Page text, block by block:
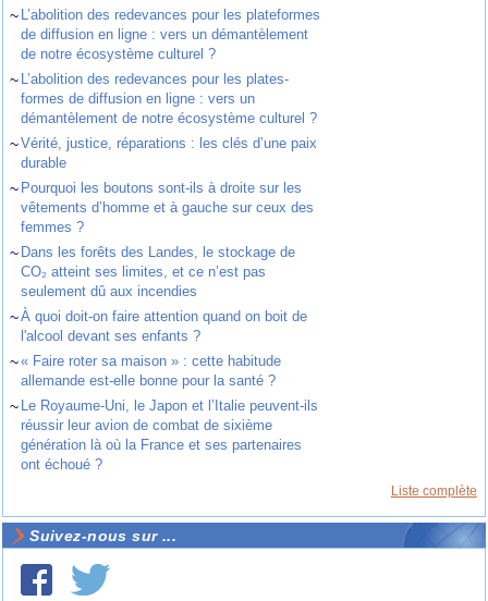
~ L’abolition des redevances pour les plateformes
de diffusion en ligne : vers un démantèlement
de notre écosystème culturel ?
~ L’abolition des redevances pour les plates-
formes de diffusion en ligne : vers un
démantèlement de notre écosystème culturel ?
~Vérité, justice, réparations : les clés d’une paix
durable
~ Pourquoi les boutons sont-ils à droite sur les
vêtements d’homme et à gauche sur ceux des
femmes ?
~ Dans les forêts des Landes, le stockage de
CO₂ atteint ses limites, et ce n’est pas
seulement dû aux incendies
~À quoi doit-on faire attention quand on boit de
l'alcool devant ses enfants ?
~« Faire roter sa maison » : cette habitude
allemande est-elle bonne pour la santé ?
~ Le Royaume-Uni, le Japon et l’Italie peuvent-ils
réussir leur avion de combat de sixième
génération là où la France et ses partenaires
ont échoué ?
Liste complète
Suivez-nous sur ...